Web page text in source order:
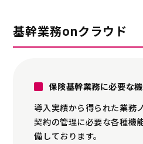
基幹業務onクラウド
保険基幹業務に必要な
導入実績から得られた業務
契約の管理に必要な各種機
備しております。